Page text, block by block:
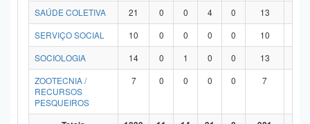
SAÚDE COLETIVA
21 0 0 4 0 13
SERVIÇO SOCIAL
10 0 0 0 0 10
SOCIOLOGIA
14 0 1 0 0 13
ZOOTECNIA /
RECURSOS
PESQUEIROS
7 0 0 0 0 7